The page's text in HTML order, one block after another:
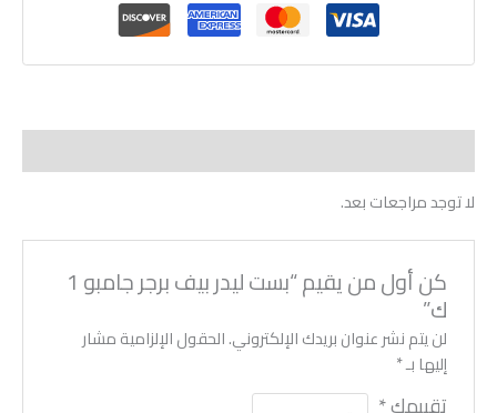
لا توجد مراجعات بعد.
كن أول من يقيم “بست ليدر بيف برجر جامبو 1
ك”
لن يتم نشر عنوان بريدك الإلكتروني.الحقول الإلزامية مشار
إليها بـ*